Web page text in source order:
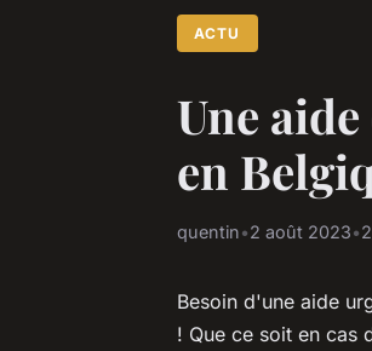
ACTU
Une
en
quentin•2 août 2023•
Besoin d'une aide
! Que ce soit en cas